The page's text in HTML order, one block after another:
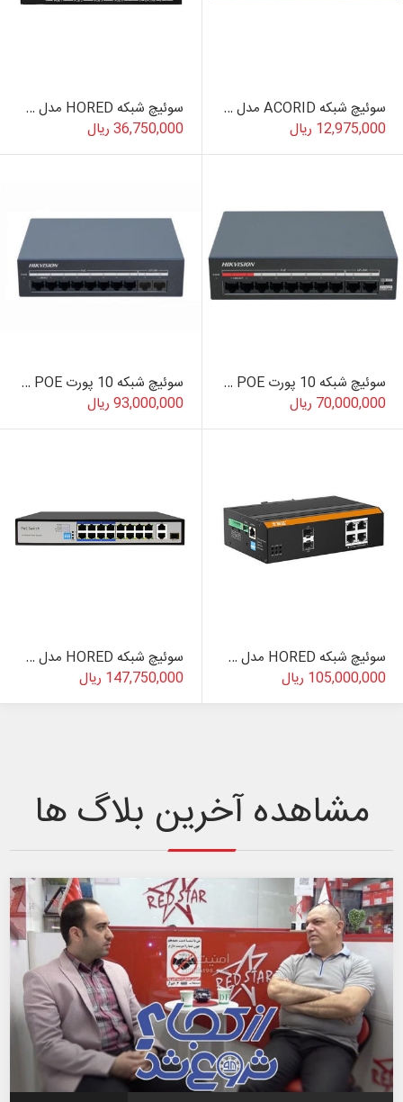
سوئیچ شبکه ACORID مدل LS5319PGF-D
12,975,000 ریال
سوئیچ شبکه HORED مدل AI104
36,750,000 ریال
سوئیچ شبکه 10 پورت POE هایک ویژن مدل DS-XS10-P
70,000,000 ریال
سوئیچ شبکه 10 پورت POE هایک ویژن مدل DS-XS10G-P
93,000,000 ریال
سوئیچ شبکه HORED مدل IS104GPS-2F
105,000,000 ریال
سوئیچ شبکه HORED مدل AI6016
147,750,000 ریال
مشاهده آخرین بلاگ ها